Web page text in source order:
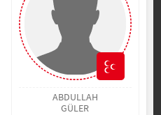
ABDULLAH
GÜLER